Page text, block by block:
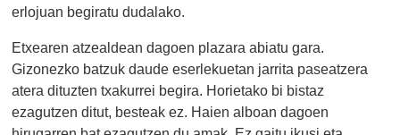
erlojuan begiratu dudalako.
Etxearen atzealdean dagoen plazara abiatu gara.
Gizonezko batzuk daude eserlekuetan jarrita paseatzera
atera dituzten txakurrei begira. Horietako bi bistaz
ezagutzen ditut, besteak ez. Haien alboan dagoen